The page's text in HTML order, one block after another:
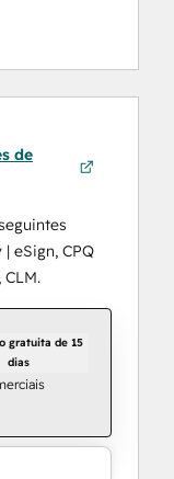
de
eSign, CPQ
gratuita de 15
dias